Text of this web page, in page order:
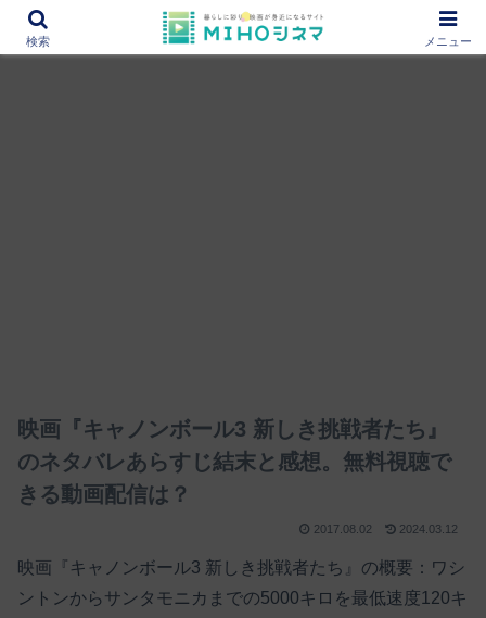
12000作品を紹介！あなたの映画図書館『MIHOシネマ』
映画『キャノンボール3 新しき挑戦者たち』
のネタバレあらすじ結末と感想。無料視聴で
きる動画配信は？
2017.08.02 2024.03.12
映画『キャノンボール3 新しき挑戦者たち』の概要：ワシ
ントンからサンタモニカまでの5000キロを最低速度120キ
検索 メニュー